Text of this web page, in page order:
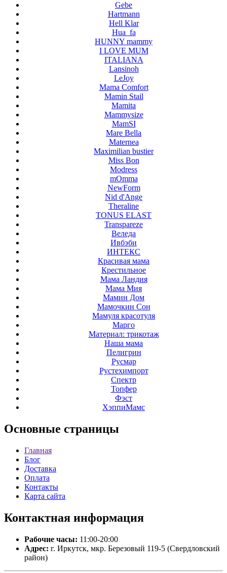
Gebe
Hartmann
Hell Klar
Hua_fa
HUNNY mammy
I LOVE MUM
ITALIANA
Lansinoh
LeJoy
Mama Comfort
Mamin Stail
Mamita
Mammysize
MamSI
Mare Bella
Maternea
Maximilian bustier
Miss Bon
Modress
mOmma
NewForm
Nid d'Ange
Theraline
TONUS ELAST
Transpareze
Веледа
Ивбэби
ИНТЕКС
Красивая мама
Крестильное
Мама Ландия
Мама Мия
Мамин Дом
Мамочкин Сон
Мамуля красотуля
Марго
Материал: трикотаж
Наша мама
Пелигрин
Русмар
Рустехимпорт
Спектр
Топфер
Фэст
ХэппиМамс
Основные страницы
Главная
Блог
Доставка
Оплата
Контакты
Карта сайта
Контактная информация
Рабочие часы: 11:00-20:00
Адрес: г. Иркутск, мкр. Березовый 119-5 (Свердловский
район)